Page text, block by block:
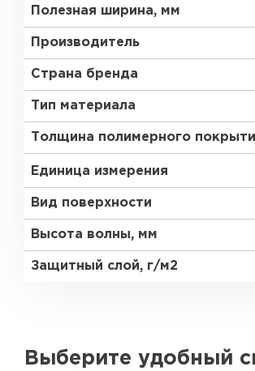
Полезная ширина, мм
Производитель
Страна бренда
Тип материала
Толщина полимерного
Единица измерения
Вид поверхности
Высота волны, мм
Защитный слой, г/м2
Выберите удобный